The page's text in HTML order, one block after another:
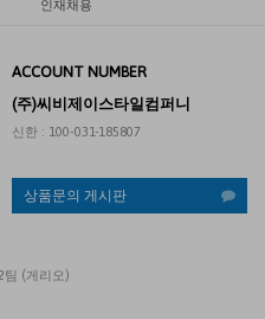
인재채용
ACCOUNT NUMBER
(주)씨비제이스타일컴퍼니
신한 : 100-031-185807
상품문의 게시판
팀 (게리오)